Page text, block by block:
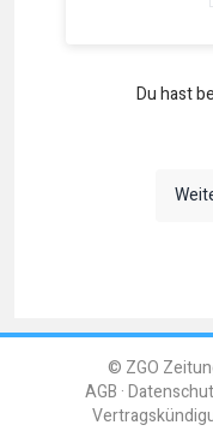
Du hast
© ZGO
AGB